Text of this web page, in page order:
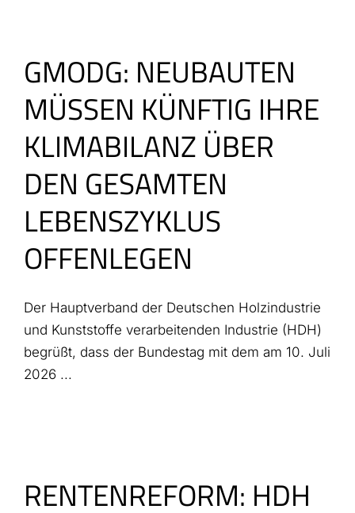
GMODG: NEUBAUTEN
MÜSSEN KÜNFTIG IHRE
KLIMABILANZ ÜBER
DEN GESAMTEN
LEBENSZYKLUS
OFFENLEGEN
Der Hauptverband der Deutschen Holzindustrie
und Kunststoffe verarbeitenden Industrie (HDH)
begrüßt, dass der Bundestag mit dem am 10. Juli
2026 ...
RENTENREFORM: HDH